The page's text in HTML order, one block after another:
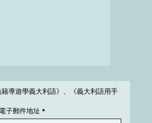
導遊學義大利語》、《義大利語用手
子郵件地址 *